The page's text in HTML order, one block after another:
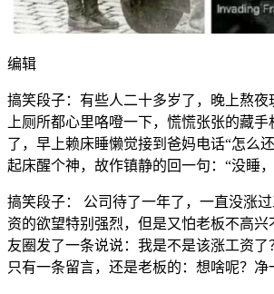
编辑
搞笑段子：有些人二十多岁了，晚上熬夜
上厕所都心里咯噔一下，慌慌张张的藏
了，早上赖床睡懒觉接到爸妈电话“怎么
起床醒个神，故作镇静的回一句：“没睡
搞笑段子： 公司待了一年了，一直没涨
资的欲望特别强烈，但是又怕老板不高兴
友圈发了一条说说：我是不是该涨工资
只有一条留言，还是老板的：想啥呢？净